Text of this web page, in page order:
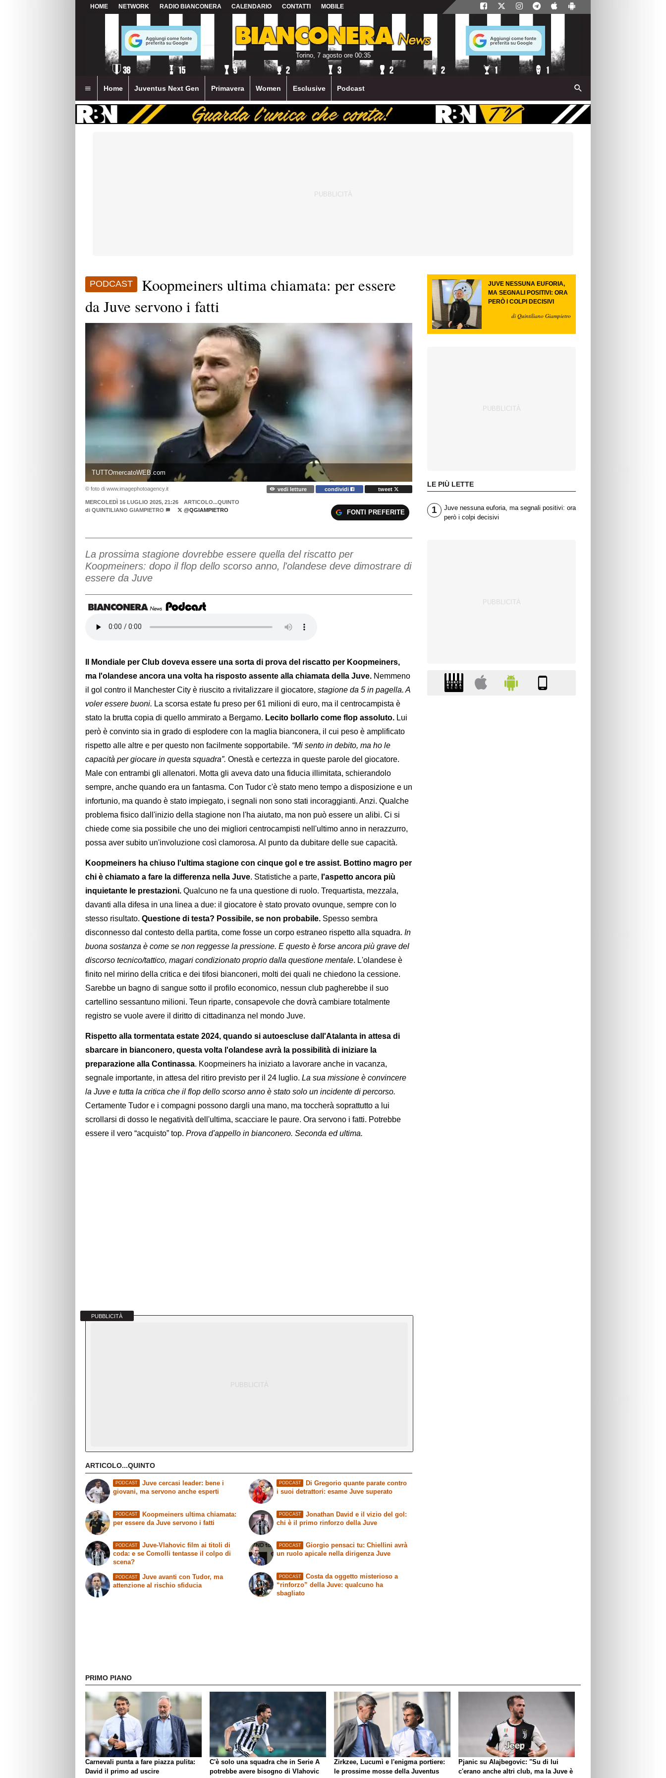
HOME NETWORK RADIO BIANCONERA CALENDARIO CONTATTI MOBILE
Torino, 7 agosto ore 00:35
Home Juventus Next Gen Primavera Women Esclusive Podcast
PODCAST
Koopmeiners ultima chiamata: per essere
da Juve servono i fatti
TUTTOmercatoWEB.com
© foto di www.imagephotoagency.it vedi letture condividi tweet
MERCOLEDÌ 16 LUGLIO 2025, 21:26
ARTICOLO...QUINTO
di QUINTILIANO GIAMPIETRO @QGIAMPIETRO FONTI PREFERITE
La prossima stagione dovrebbe essere quella del riscatto per
Koopmeiners: dopo il flop dello scorso anno, l'olandese deve dimostrare di
essere da Juve
Il Mondiale per Club doveva essere una sorta di prova del riscatto per Koopmeiners,
ma l'olandese ancora una volta ha risposto assente alla chiamata della Juve. Nemmeno
il gol contro il Manchester City è riuscito a rivitalizzare il giocatore, stagione da 5 in pagella. A
voler essere buoni. La scorsa estate fu preso per 61 milioni di euro, ma il centrocampista è
stato la brutta copia di quello ammirato a Bergamo. Lecito bollarlo come flop assoluto. Lui
però è convinto sia in grado di esplodere con la maglia bianconera, il cui peso è amplificato
rispetto alle altre e per questo non facilmente sopportabile. “Mi sento in debito, ma ho le
capacità per giocare in questa squadra”. Onestà e certezza in queste parole del giocatore.
Male con entrambi gli allenatori. Motta gli aveva dato una fiducia illimitata, schierandolo
sempre, anche quando era un fantasma. Con Tudor c'è stato meno tempo a disposizione e un
infortunio, ma quando è stato impiegato, i segnali non sono stati incoraggianti. Anzi. Qualche
problema fisico dall'inizio della stagione non l'ha aiutato, ma non può essere un alibi. Ci si
chiede come sia possibile che uno dei migliori centrocampisti nell'ultimo anno in nerazzurro,
possa aver subito un'involuzione così clamorosa. Al punto da dubitare delle sue capacità.
Koopmeiners ha chiuso l'ultima stagione con cinque gol e tre assist. Bottino magro per
chi è chiamato a fare la differenza nella Juve. Statistiche a parte, l'aspetto ancora più
inquietante le prestazioni. Qualcuno ne fa una questione di ruolo. Trequartista, mezzala,
davanti alla difesa in una linea a due: il giocatore è stato provato ovunque, sempre con lo
stesso risultato. Questione di testa? Possibile, se non probabile. Spesso sembra
disconnesso dal contesto della partita, come fosse un corpo estraneo rispetto alla squadra. In
buona sostanza è come se non reggesse la pressione. E questo è forse ancora più grave del
discorso tecnico/tattico, magari condizionato proprio dalla questione mentale. L'olandese è
finito nel mirino della critica e dei tifosi bianconeri, molti dei quali ne chiedono la cessione.
Sarebbe un bagno di sangue sotto il profilo economico, nessun club pagherebbe il suo
cartellino sessantuno milioni. Teun riparte, consapevole che dovrà cambiare totalmente
registro se vuole avere il diritto di cittadinanza nel mondo Juve.
Rispetto alla tormentata estate 2024, quando si autoescluse dall'Atalanta in attesa di
sbarcare in bianconero, questa volta l'olandese avrà la possibilità di iniziare la
preparazione alla Continassa. Koopmeiners ha iniziato a lavorare anche in vacanza,
segnale importante, in attesa del ritiro previsto per il 24 luglio. La sua missione è convincere
la Juve e tutta la critica che il flop dello scorso anno è stato solo un incidente di percorso.
Certamente Tudor e i compagni possono dargli una mano, ma toccherà soprattutto a lui
scrollarsi di dosso le negatività dell'ultima, scacciare le paure. Ora servono i fatti. Potrebbe
essere il vero “acquisto” top. Prova d'appello in bianconero. Seconda ed ultima.
PUBBLICITÀ
ARTICOLO...QUINTO
PODCAST
Juve cercasi leader: bene i
giovani, ma servono anche esperti
PODCAST
Koopmeiners ultima chiamata:
per essere da Juve servono i fatti
PODCAST
Di Gregorio quante parate contro
i suoi detrattori: esame Juve superato
PODCAST
Jonathan David e il vizio del gol:
chi è il primo rinforzo della Juve
PODCAST
Juve-Vlahovic film ai titoli di
coda: e se Comolli tentasse il colpo di
scena?
PODCAST
Juve avanti con Tudor, ma
attenzione al rischio sfiducia
PODCAST
Giorgio pensaci tu: Chiellini avrà
un ruolo apicale nella dirigenza Juve
PODCAST
Costa da oggetto misterioso a
“rinforzo” della Juve: qualcuno ha
sbagliato
JUVE NESSUNA EUFORIA,
MA SEGNALI POSITIVI: ORA
PERÒ I COLPI DECISIVI
di Quintiliano Giampietro
LE PIÙ LETTE
1
Juve nessuna euforia, ma segnali positivi: ora
però i colpi decisivi
PRIMO PIANO
Carnevali punta a fare piazza pulita:
David il primo ad uscire
C'è solo una squadra che in Serie A
potrebbe avere bisogno di Vlahovic
Zirkzee, Lucumì e l'enigma portiere:
le prossime mosse della Juventus
Pjanic su Alajbegovic: "Su di lui
c'erano anche altri club, ma la Juve è